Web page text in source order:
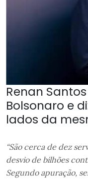
Renan
Bolsonaro e
lados da
“São cerca de dez
desvio de bilhões
Segundo apuração,